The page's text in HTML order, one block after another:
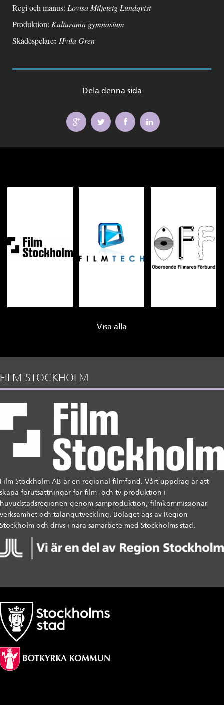
Regi och manus: Lovisa Miljeteig Lundqvist
Produktion: Kulturama gymnasium
Skådespelare: Hvila Gren
Dela denna sida
Visa alla
FILM STOCKHOLM
Film Stockholm AB är en regional filmfond. Vårt uppdrag är att
skapa förutsättningar för film- och tv-produktion i
huvudstadsregionen genom samproduktion, filmkommissionär
verksamhet och talangutveckling. Bolaget ägs av Region
Stockholm och drivs i nära samarbete med Stockholms stad.